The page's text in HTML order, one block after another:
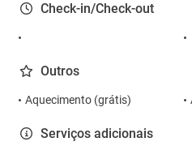
Check-in/Check-out
Outros
Aquecimento (grátis)
Serviços adicionais